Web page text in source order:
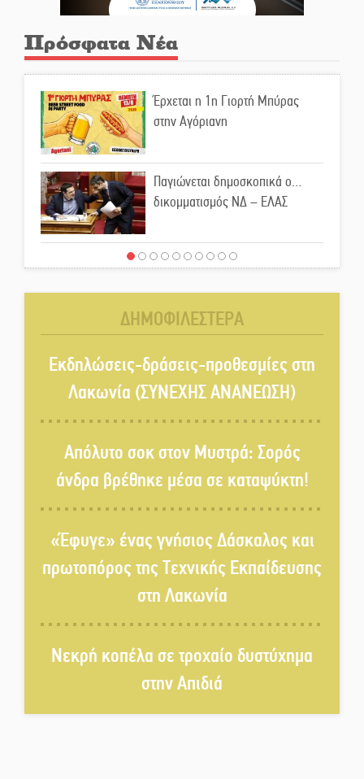
Πρόσφατα Νέα
Έρχεται η 1η Γιορτή Μπύρας
στην Αγόριανη
Παγιώνεται δημοσκοπικά ο…
δικομματισμός ΝΔ – ΕΛΑΣ
«Κεραυνοί» Μιχαλακάκου για
Παρουσιάστηκε το βιβλίο
«Νεαπολίτικα καρετομωράκια»
στη Νεάπολη
Στο κάδρο καταγγελιών Τατούλη
ο Σταύρος Αργειτάκος
Τίμησε τον Π. Καρρά ο ΑΟ
Κροκεών
Ανανεώθηκε το γήπεδο-στέκι
στην παραλία της Νεάπολης
ΔΗΜΟΦΙΛΕΣΤΕΡΑ
Εκδηλώσεις-δράσεις-προθεσμίες στη
Λακωνία (ΣΥΝΕΧΗΣ ΑΝΑΝΕΩΣΗ)
Απόλυτο σοκ στον Μυστρά: Σορός
άνδρα βρέθηκε μέσα σε καταψύκτη!
«Έφυγε» ένας γνήσιος Δάσκαλος και
πρωτοπόρος της Τεχνικής Εκπαίδευσης
στη Λακωνία
Νεκρή κοπέλα σε τροχαίο δυστύχημα
στην Απιδιά